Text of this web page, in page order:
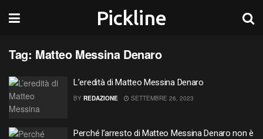
Pickline
Tag: Matteo Messina Denaro
L’eredità di Matteo Messina Denaro
BY REDAZIONE SETTEMBRE 26, 2023
Perché l’arresto di Matteo Messina Denaro non è